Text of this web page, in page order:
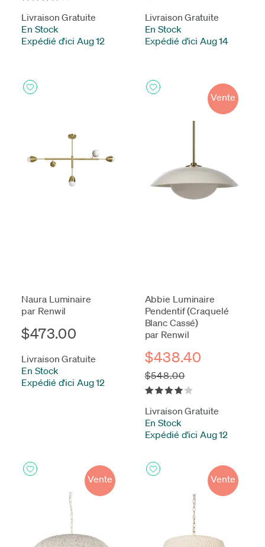
Livraison Gratuite
En Stock
Expédié d'ici Aug 12
Livraison Gratuite
En Stock
Expédié d'ici Aug 14
Naura Luminaire
par Renwil
$473.00
Livraison Gratuite
En Stock
Expédié d'ici Aug 12
Vente
Abbie Luminaire
Pendentif (Craquelé
Blanc Cassé)
par Renwil
$438.40
$548.00
Livraison Gratuite
En Stock
Expédié d'ici Aug 12
Vente Vente